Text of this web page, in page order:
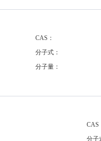
CAS：
分子式：
分子量：
CAS
分子